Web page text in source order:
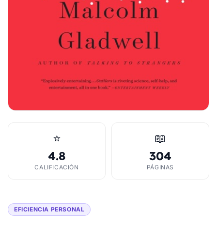
⭐
4.8
CALIFICACIÓN
📖
304
PÁGINAS
EFICIENCIA PERSONAL